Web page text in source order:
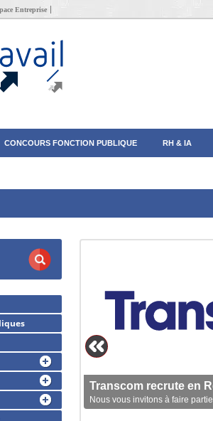
Entreprise
CONCOURS FONCTION PUBLIQUE RH & IA
Transcom recrute en
Nous vous invitons à faire